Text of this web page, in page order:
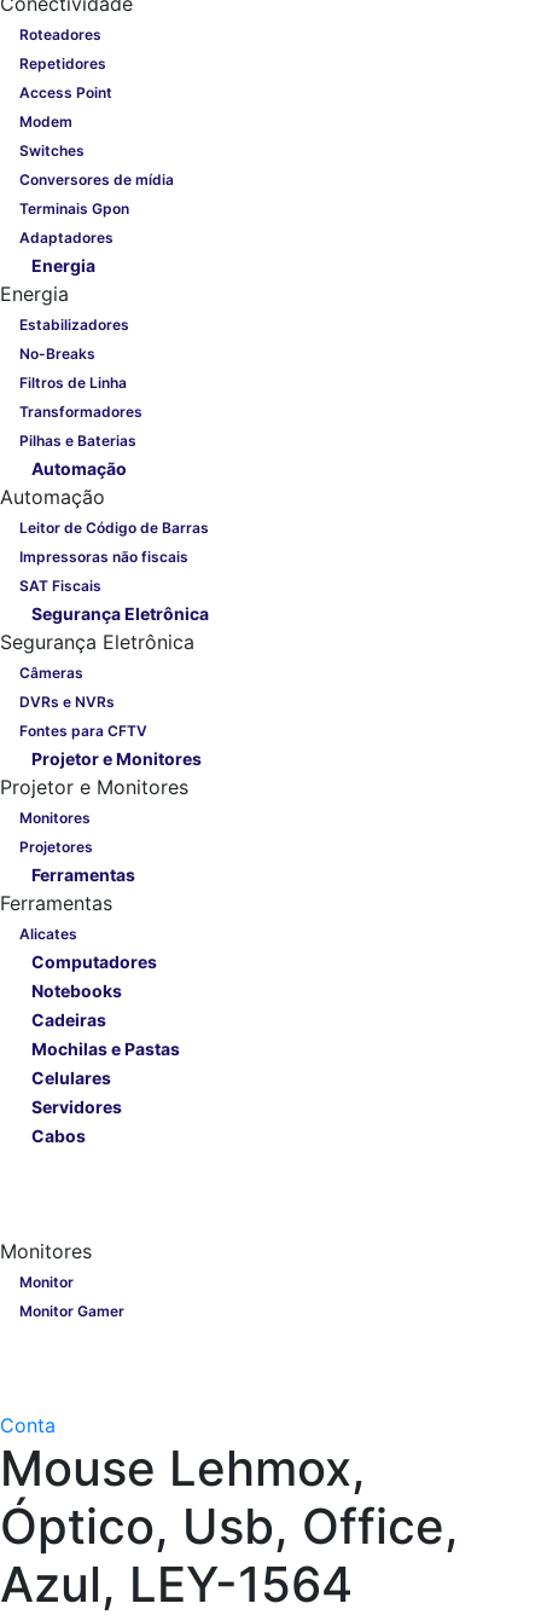
Roteadores
Repetidores
Access Point
Modem
Switches
Conversores de mídia
Terminais Gpon
Adaptadores
Energia
Energia
Estabilizadores
No-Breaks
Filtros de Linha
Transformadores
Pilhas e Baterias
Automação
Automação
Leitor de Código de Barras
Impressoras não fiscais
SAT Fiscais
Segurança Eletrônica
Segurança Eletrônica
Câmeras
DVRs e NVRs
Fontes para CFTV
Projetor e Monitores
Projetor e Monitores
Monitores
Projetores
Ferramentas
Ferramentas
Alicates
Computadores
Notebooks
Cadeiras
Mochilas e Pastas
Celulares
Servidores
Cabos
Monitores
Monitor
Monitor Gamer
Conta
Mouse Lehmox,
Óptico, Usb, Office,
Azul, LEY-1564